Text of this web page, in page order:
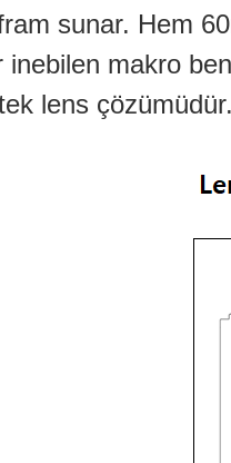
sunar. Hem
inebilen makro
lens çözümüdür.